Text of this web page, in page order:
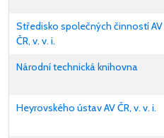
Středisko společných činností AV
ČR, v. v. i.
Národní technická knihovna
Heyrovského ústav AV ČR, v. v. i.